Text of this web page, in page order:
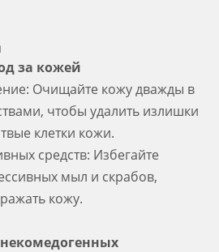
за кожей
Очищайте кожу дважды в
чтобы удалить излишки
клетки кожи.
средств: Избегайте
мыл и скрабов,
кожу.